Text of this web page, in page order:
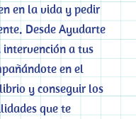
en la vida y pedir
Desde Ayudarte
intervención a tus
en el
y conseguir los
que te